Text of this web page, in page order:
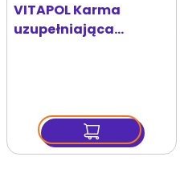
VITAPOL Karma
uzupełniająca